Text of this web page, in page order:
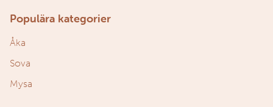
Populära kategorier
Åka
Sova
Mysa